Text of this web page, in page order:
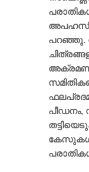
പറഞ്ഞു.
പീഡനം,